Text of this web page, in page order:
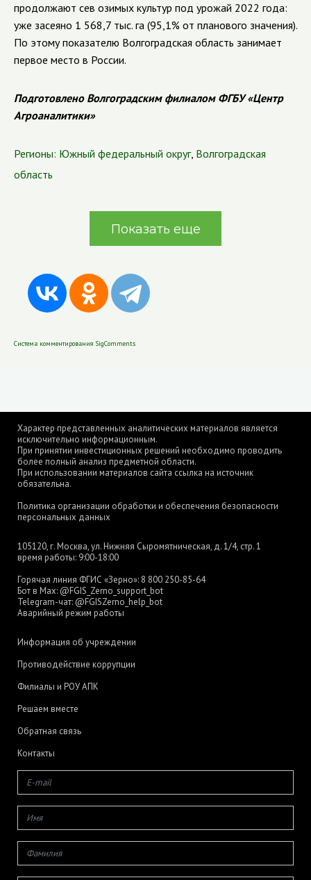
продолжают сев озимых культур под урожай 2022 года:
уже засеяно 1 568,7 тыс. га (95,1% от планового значения).
По этому показателю Волгоградская область занимает
первое место в России.
Подготовлено Волгоградским филиалом ФГБУ «Центр
Агроаналитики»
Регионы: Южный федеральный округ, Волгоградская
область
Показать еще
Система комментирования SigComments
Характер представленных аналитических материалов является
исключительно информационным.
При принятии инвестиционных решений необходимо проводить
более полный анализ предметной области.
При использовании материалов сайта ссылка на источник
обязательна.
Политика организации обработки и обеспечения безопасности
персональных данных
105120, г. Москва, ул. Нижняя Сыромятническая, д. 1/4, стр. 1
время работы: 9:00-18:00
Горячая линия ФГИС «Зерно»: 8 800 250-85-64
Бот в Max: @FGIS_Zerno_support_bot
Telegram-чат: @FGISZerno_help_bot
Аварийный режим работы
Информация об учреждении
Противодействие коррупции
Филиалы и РОУ АПК
Решаем вместе
Обратная связь
Контакты